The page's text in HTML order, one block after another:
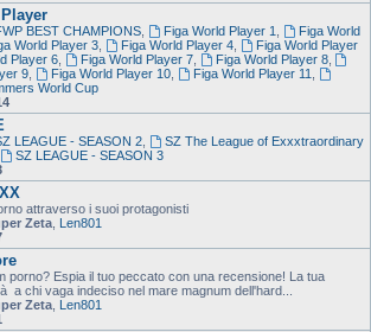
BEST CHAMPIONS, Figa World Player 1
Figa World
World Player 3, Figa World Player 4,
Figa World Player
Player 6, Figa World Player 7, Figa World Player 8,
9
Figa World Player 10, Figa World Player 11
World Cup
LEAGUE - SEASON 2,
SZ The League of Exxxtraordinary
SZ LEAGUE - SEASON 3
attraverso i suoi protagonisti
Zeta Len801
porno? Espia il tuo peccato con una recensione! La tua
a chi vaga indeciso nel mare magnum dell'hard...
Zeta Len801